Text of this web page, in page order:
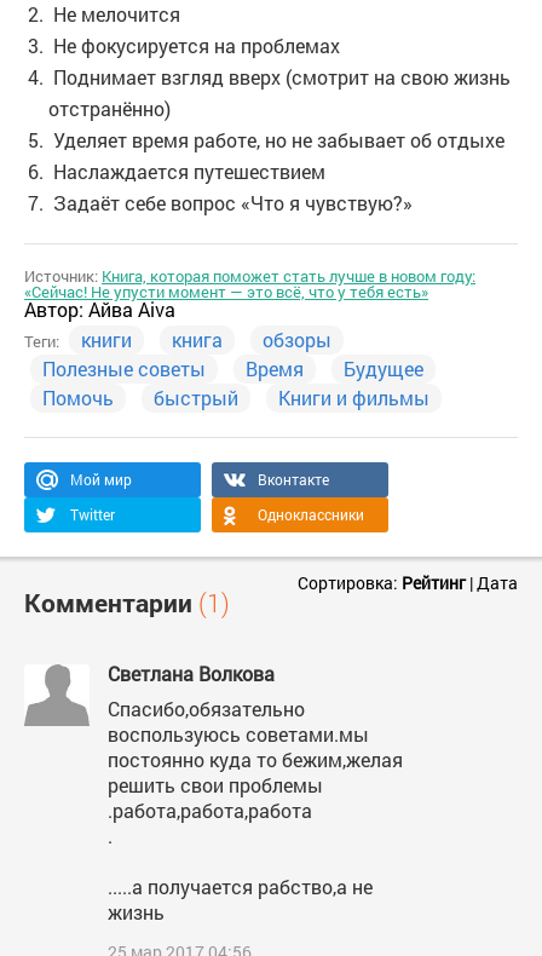
Не мелочится
Не фокусируется на проблемах
Поднимает взгляд вверх (смотрит на свою жизнь
отстранённо)
Уделяет время работе, но не забывает об отдыхе
Наслаждается путешествием
Задаёт себе вопрос «Что я чувствую?»
Источник: Книга, которая поможет стать лучше в новом году:
«Сейчас! Не упусти момент — это всё, что у тебя есть»
Автор: Айва Aiva
Теги: книги книга
обзоры
Полезные советы
Время
Будущее
Помочь
быстрый Книги и фильмы
Мой мир
Вконтакте
Twitter
Одноклассники
Комментарии (1)
Сортировка: Рейтинг|Дата
Светлана Волкова
Спасибо,обязательно
воспользуюсь советами.мы
постоянно куда то бежим,желая
решить свои проблемы
.работа,работа,работа
.
.....а получается рабство,а не
жизнь